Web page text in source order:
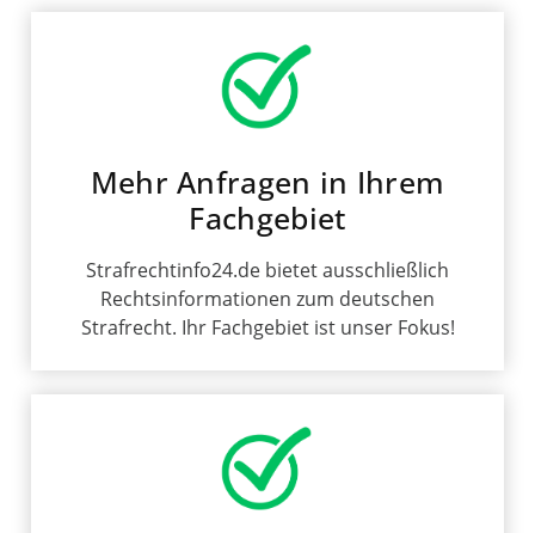
Mehr Anfragen in Ihrem
Fachgebiet
Strafrechtinfo24.de bietet ausschließlich
Rechtsinformationen zum deutschen
Strafrecht. Ihr Fachgebiet ist unser Fokus!